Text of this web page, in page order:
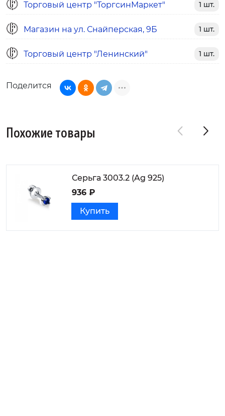
Торговый центр "ТоргсинМаркет" 1 шт.
Магазин на ул. Снайперская, 9Б 1 шт.
Торговый центр "Ленинский" 1 шт.
Поделится
Похожие товары
Серьга 3003.2 (Ag 925)
936 ₽
Купить